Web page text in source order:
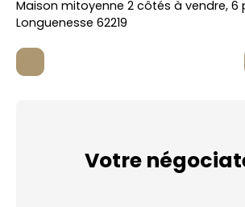
Maison mitoyenne 2 côtés à vendre, 6
Longuenesse 62219
Votre